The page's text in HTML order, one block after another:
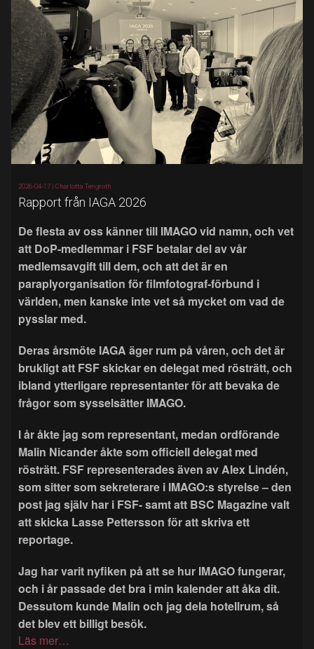
2026-04-17 | Charlotta Tengroth
Rapport från IAGA 2026
De flesta av oss känner till IMAGO vid namn, och vet
att DoP-medlemmar i FSF betalar del av vår
medlemsavgift till dem, och att det är en
paraplyorganisation för filmfotograf-förbund i
världen, men kanske inte vet så mycket om vad de
pysslar med.
Deras årsmöte IAGA äger rum på våren, och det är
brukligt att FSF skickar en delegat med rösträtt, och
ibland ytterligare representanter för att bevaka de
frågor som sysselsätter IMAGO.
I år åkte jag som representant, medan ordförande
Malin Nicander åkte som officiell delegat med
rösträtt. FSF representerades även av Alex Lindén,
som sitter som sekreterare i IMAGO:s styrelse – den
post jag själv har i FSF- samt att BSC Magazine valt
att skicka Lasse Pettersson för att skriva ett
reportage.
Jag har varit nyfiken på att se hur IMAGO fungerar,
och i år passade det bra i min kalender att åka dit.
Dessutom kunde Malin och jag dela hotellrum, så
det blev ett billigt besök.
Läs mer…